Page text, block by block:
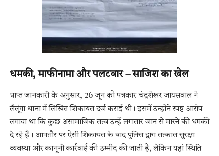
धमकी, माफीनामा और पलटवार – साजिश का खेल
प्राप्त जानकारी के अनुसार, 26 जून को पत्रकार चंद्रशेखर जायसवाल ने
लैलूंगा थाना में लिखित शिकायत दर्ज कराई थी। इसमें उन्होंने स्पष्ट आरोप
लगाया था कि कुछ असामाजिक तत्व उन्हें लगातार जान से मारने की धमकी
दे रहे हैं। आमतौर पर ऐसी शिकायत के बाद पुलिस द्वारा तत्काल सुरक्षा
व्यवस्था और कानूनी कार्रवाई की उम्मीद की जाती है, लेकिन यहां स्थिति